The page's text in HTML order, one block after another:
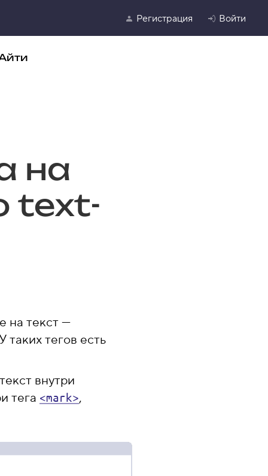
Регистрация Войти
на
text-
на текст —
тегов есть
внутри
тега <mark>,